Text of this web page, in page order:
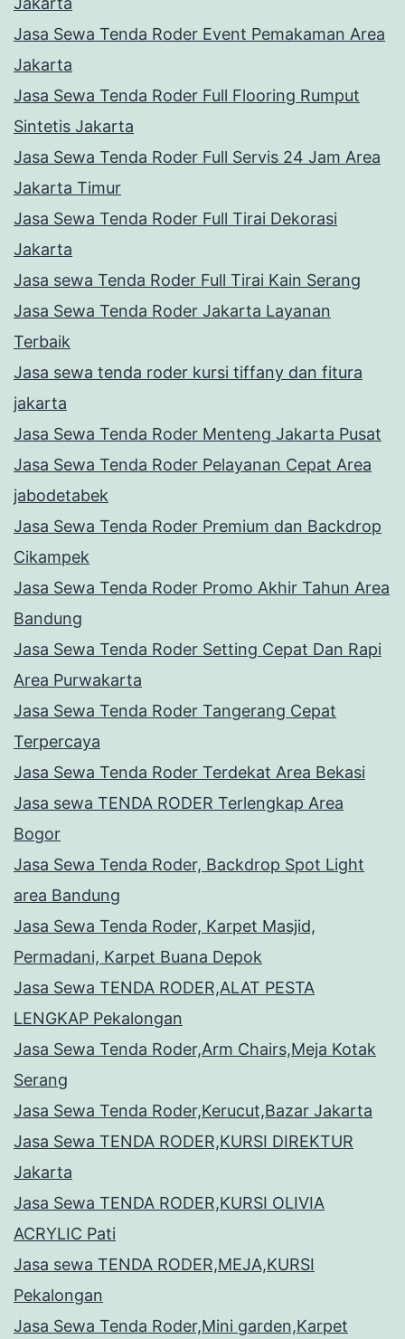
Jasa Sewa Tenda Roder Event Pemakaman Area
Jakarta
Jasa Sewa Tenda Roder Full Flooring Rumput
Sintetis Jakarta
Jasa Sewa Tenda Roder Full Servis 24 Jam Area
Jakarta Timur
Jasa Sewa Tenda Roder Full Tirai Dekorasi
Jakarta
Jasa sewa Tenda Roder Full Tirai Kain Serang
Jasa Sewa Tenda Roder Jakarta Layanan
Terbaik
Jasa sewa tenda roder kursi tiffany dan fitura
jakarta
Jasa Sewa Tenda Roder Menteng Jakarta Pusat
Jasa Sewa Tenda Roder Pelayanan Cepat Area
jabodetabek
Jasa Sewa Tenda Roder Premium dan Backdrop
Cikampek
Jasa Sewa Tenda Roder Promo Akhir Tahun Area
Bandung
Jasa Sewa Tenda Roder Setting Cepat Dan Rapi
Area Purwakarta
Jasa Sewa Tenda Roder Tangerang Cepat
Terpercaya
Jasa Sewa Tenda Roder Terdekat Area Bekasi
Jasa sewa TENDA RODER Terlengkap Area
Bogor
Jasa Sewa Tenda Roder, Backdrop Spot Light
area Bandung
Jasa Sewa Tenda Roder, Karpet Masjid,
Permadani, Karpet Buana Depok
Jasa Sewa TENDA RODER,ALAT PESTA
LENGKAP Pekalongan
Jasa Sewa Tenda Roder,Arm Chairs,Meja Kotak
Serang
Jasa Sewa Tenda Roder,Kerucut,Bazar Jakarta
Jasa Sewa TENDA RODER,KURSI DIREKTUR
Jakarta
Jasa Sewa TENDA RODER,KURSI OLIVIA
ACRYLIC Pati
Jasa sewa TENDA RODER,MEJA,KURSI
Pekalongan
Jasa Sewa Tenda Roder,Mini garden,Karpet